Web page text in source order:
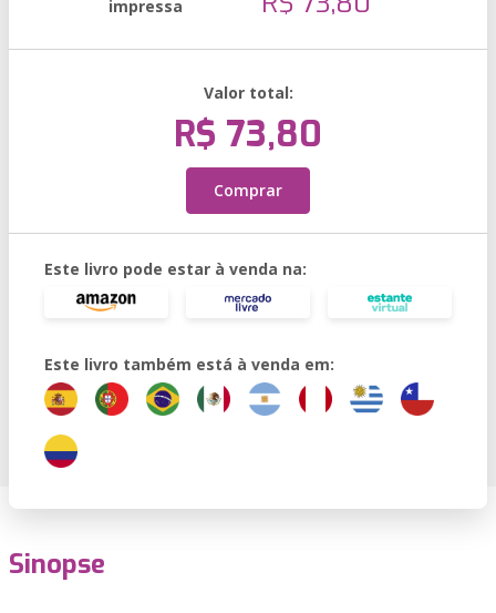
impressa
Valor total:
R$ 73,80
Comprar
Este livro pode estar à venda na:
Este livro também está à venda em:
Sinopse